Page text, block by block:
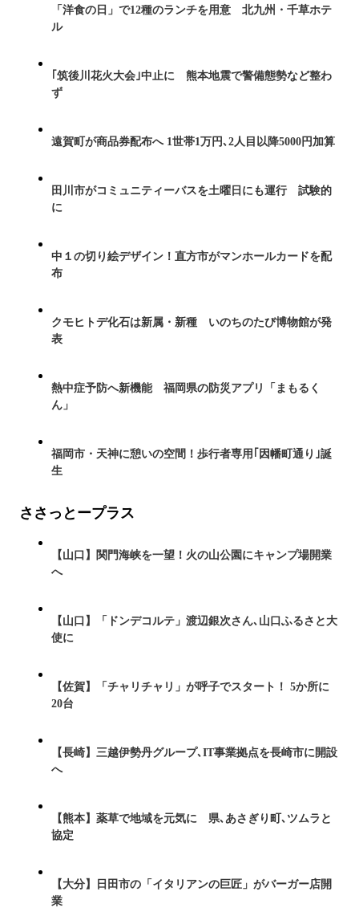
「洋食の日」で12種のランチを用意 北九州・千草ホテ
ル
｢筑後川花火大会｣中止に 熊本地震で警備態勢など整わ
ず
遠賀町が商品券配布へ 1世帯1万円､2人目以降5000円加算
田川市がコミュニティーバスを土曜日にも運行 試験的
に
中１の切り絵デザイン！直方市がマンホールカードを配
布
クモヒトデ化石は新属・新種 いのちのたび博物館が発
表
熱中症予防へ新機能 福岡県の防災アプリ「まもるく
ん」
福岡市・天神に憩いの空間！歩行者専用｢因幡町通り｣誕
生
ささっとープラス
【山口】関門海峡を一望！火の山公園にキャンプ場開業
へ
【山口】「ドンデコルテ」渡辺銀次さん､山口ふるさと大
使に
【佐賀】「チャリチャリ」が呼子でスタート！ 5か所に
20台
【長崎】三越伊勢丹グループ､IT事業拠点を長崎市に開設
へ
【熊本】薬草で地域を元気に 県､あさぎり町､ツムラと
協定
【大分】日田市の「イタリアンの巨匠」がバーガー店開
業